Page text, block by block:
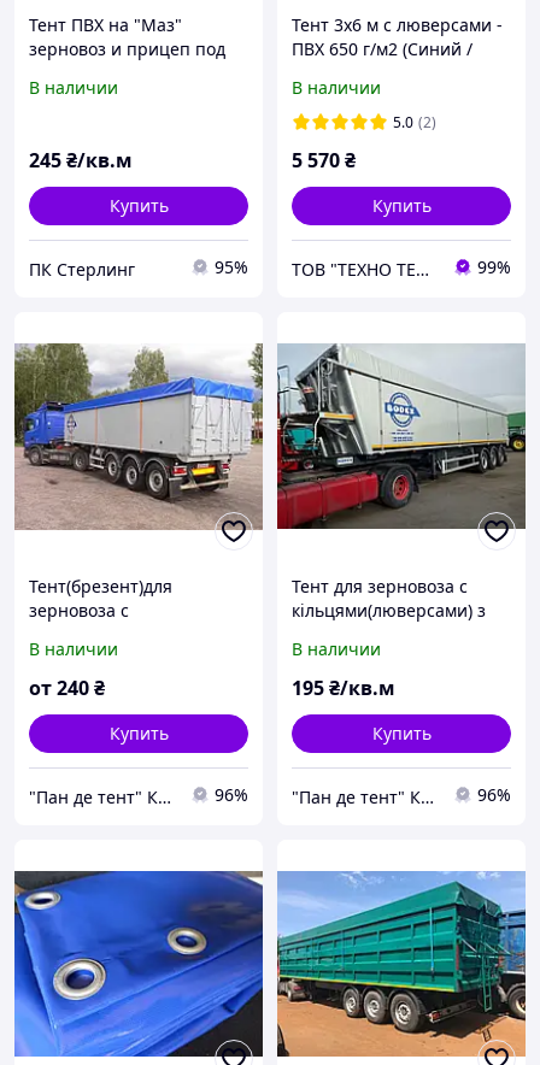
Тент ПВХ на "Маз"
зерновоз и прицеп под
В наличии
245₴/кв.м
Купить
ПК Стерлинг 95%
Тент 3x6 м с люверсами -
ПВХ 650 г/м2 (Синий /
Водонепроницаемый
В наличии
5.0 (2)
5 570₴
Купить
ТОВ "ТЕХНО ТЕНТ ПЛЮС" 99%
Тент(брезент)для
зерновоза с
тканини ПВХ - Испания
В наличии
от240₴
Купить
"Пан де тент" Компания 96%
Тент для зерновоза с
кільцями(люверсами) з
В наличии
195₴/кв.м
Купить
"Пан де тент" Компания 96%